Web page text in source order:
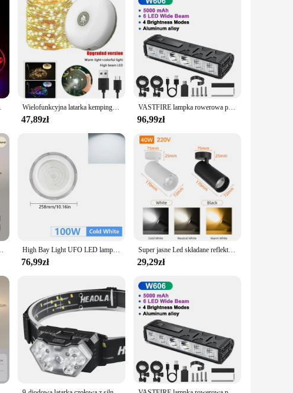
you're decorating for Christmas, New Year's, or any other
also symbolizes the joy and warmth of the holiday season. The
of these lights for longer periods without worrying about high
The multiple sets available ensure that you can cover a large
choice for businesses looking to stock up for the holiday
the rigors of frequent use, making them a reliable choice for
as your space is transformed into a festive wonderland. The
shaped design not only looks great but also ensures that the lights
or an individual looking to add a touch of festive cheer to your
magnetycznym Wielofunkcyjna latarka kempingowa 4 w 1, ładowana przez USB, zewnętrzna latarka dekoracyjna do namiotu XTE LED z haczykiem magnetycznym
47,89zł
VASTFIRE lampka rowerowa przednia 25500 lumenów lampka rowerowa 10000mAh wodoodporna latarka USB ładowanie MTB Road akcesoria do lamp rowerowych
96,99zł
w stylu minimalistycznym wyposażenie kuchni High Bay Light UFO LED lampa sufitowa 85-265V oświetlenie garażowe wodoodporna lampa warsztatowa Super jasne oświetlenie przemysłowe dla fabryki
76,99zł
Super jasne Led składane reflektory 40W aluminiowe 360 ° regulowany sufitowy miejsca lampa świecąca W dół do salonu W kuchni W centrum handlowym
29,29zł